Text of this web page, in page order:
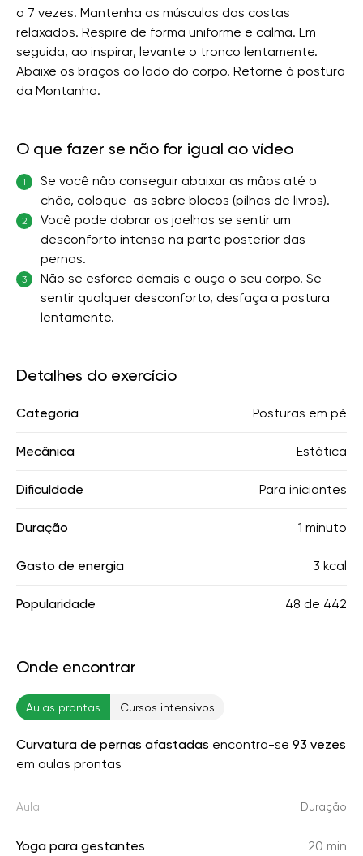
a 7 vezes. Mantenha os músculos das costas
relaxados. Respire de forma uniforme e calma. Em
seguida, ao inspirar, levante o tronco lentamente.
Abaixe os braços ao lado do corpo. Retorne à postura
da Montanha.
O que fazer se não for igual ao vídeo
1
Se você não conseguir abaixar as mãos até o
chão, coloque-as sobre blocos (pilhas de livros).
2
Você pode dobrar os joelhos se sentir um
desconforto intenso na parte posterior das
pernas.
3
Não se esforce demais e ouça o seu corpo. Se
sentir qualquer desconforto, desfaça a postura
lentamente.
Detalhes do exercício
Categoria Posturas em pé
Mecânica Estática
Dificuldade Para iniciantes
Duração 1 minuto
Gasto de energia 3 kcal
Popularidade 48 de 442
Onde encontrar
Aulas prontas Cursos intensivos
Curvatura de pernas afastadas encontra-se 93 vezes
em aulas prontas
Aula Duração
Yoga para gestantes 20 min